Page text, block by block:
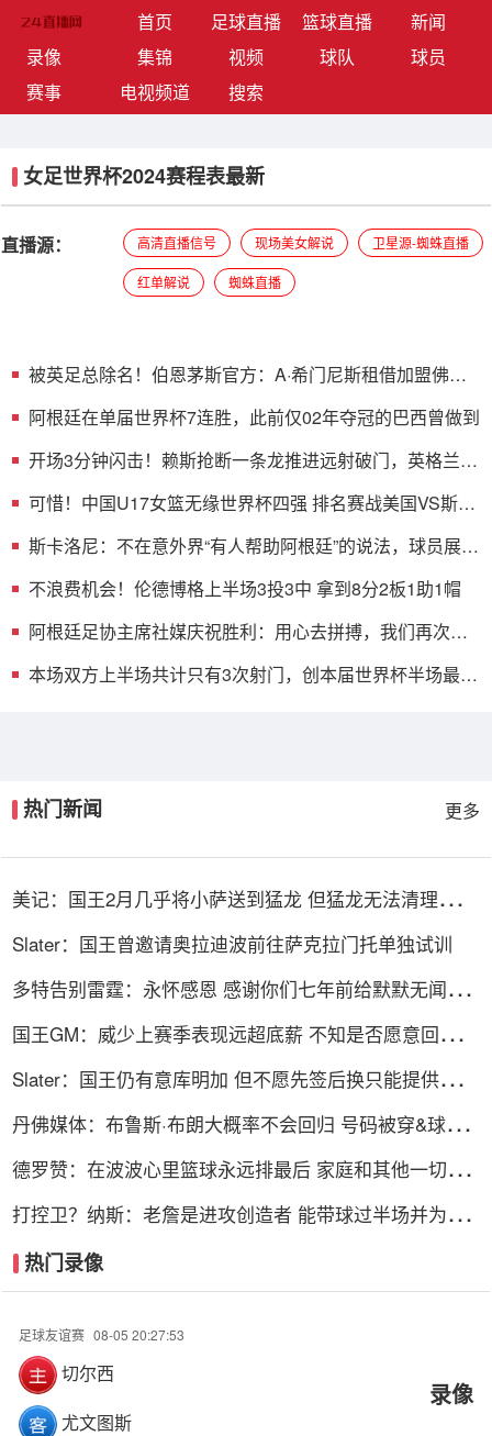
首页(current)足球直播 篮球直播
新闻
录像
集锦 视频 球队
球员
赛事
电视频道 搜索
女足世界杯2024赛程表最新
直播源： 高清直播信号 现场美女解说 卫星源-蜘蛛直播
红单解说 蜘蛛直播
被英足总除名！伯恩茅斯官方：A·希门尼斯租借加盟佛罗
阿根廷在单届世界杯7连胜，此前仅02年夺冠的巴西曾做到
开场3分钟闪击！赖斯抢断一条龙推进远射破门，英格兰1-
可惜！中国U17女篮无缘世界杯四强 排名赛战美国VS斯洛
斯卡洛尼：不在意外界“有人帮助阿根廷”的说法，球员展现
不浪费机会！伦德博格上半场3投3中 拿到8分2板1助1帽
阿根廷足协主席社媒庆祝胜利：用心去拼搏，我们再次晋
本场双方上半场共计只有3次射门，创本届世界杯半场最少
热门新闻 更多
美记：国王2月几乎将小萨送到猛龙 但猛龙无法清理珀尔
Slater：国王曾邀请奥拉迪波前往萨克拉门托单独试训
多特告别雷霆：永怀感恩 感谢你们七年前给默默无闻的
国王GM：威少上赛季表现远超底薪 不知是否愿意回归扮
Slater：国王仍有意库明加 但不愿先签后换只能提供底薪
丹佛媒体：布鲁斯·布朗大概率不会回归 号码被穿&球队
德罗赞：在波波心里篮球永远排最后 家庭和其他一切都
打控卫？纳斯：老詹是进攻创造者 能带球过半场并为队
热门录像
足球友谊赛 08-05 20:27:53
切尔西
尤文图斯
录像